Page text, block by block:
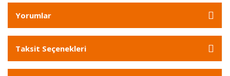
Yorumlar
Taksit Seçenekleri